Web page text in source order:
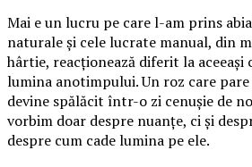
Mai e un lucru pe care l-am prins
naturale și cele lucrate manual, din
hârtie, reacționează diferit la
lumina anotimpului. Un roz care
devine spălăcit într-o zi cenușie de
vorbim doar despre nuanțe, ci și
despre cum cade lumina pe ele.